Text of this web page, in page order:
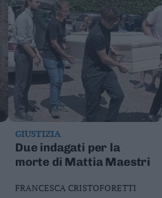
GIUSTIZIA
Due indagati per la
morte di Mattia Maestri
FRANCESCA CRISTOFORETTI